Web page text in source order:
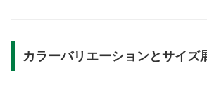
カラーバリエーションとサイズ